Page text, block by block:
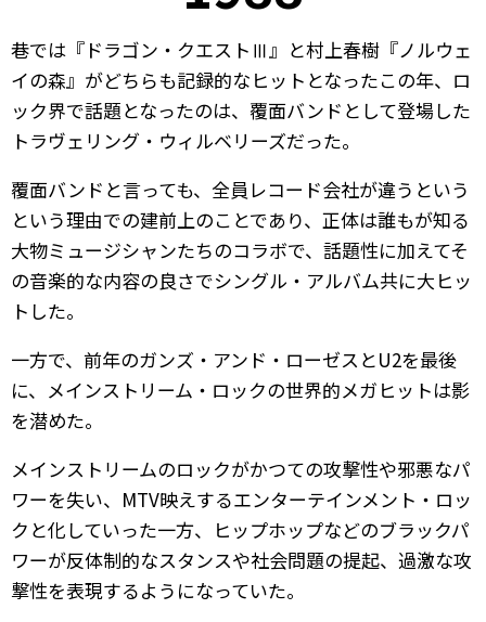
巷では『ドラゴン・クエストⅢ』と村上春樹『ノルウェ
イの森』がどちらも記録的なヒットとなったこの年、ロ
ック界で話題となったのは、覆面バンドとして登場した
トラヴェリング・ウィルベリーズだった。
覆面バンドと言っても、全員レコード会社が違うという
という理由での建前上のことであり、正体は誰もが知る
大物ミュージシャンたちのコラボで、話題性に加えてそ
の音楽的な内容の良さでシングル・アルバム共に大ヒッ
トした。
一方で、前年のガンズ・アンド・ローゼスとU2を最後
に、メインストリーム・ロックの世界的メガヒットは影
を潜めた。
メインストリームのロックがかつての攻撃性や邪悪なパ
ワーを失い、MTV映えするエンターテインメント・ロッ
クと化していった一方、ヒップホップなどのブラックパ
ワーが反体制的なスタンスや社会問題の提起、過激な攻
撃性を表現するようになっていた。